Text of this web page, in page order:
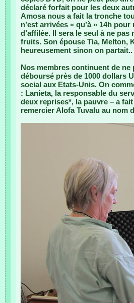
déclaré forfait pour les deux
Amosa nous a fait la tronche
n’est arrivées « qu’à » 14h
d’affilée. Il sera le seul à ne
fruits. Son épouse Tia, Melton,
heureusement sinon on partait..
Nos membres continuent de
déboursé près de 1000 dollars
social aux Etats-Unis. On
: Lanieta, la responsable du
deux reprises*, la pauvre – a
remercier Alofa Tuvalu au nom